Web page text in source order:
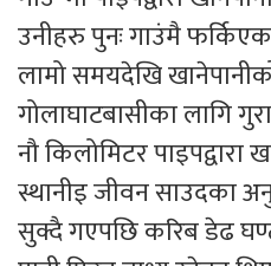
उनीहरु पुनः गाउंमै
लामो समयदेखि
गोलाघाटबासीका लागि
नौ किलोमिटर पाइपद्वारा
स्थानीइ जीवन साउदका
सुक्दै गएपछि करिब डेढ